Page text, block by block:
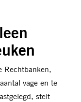
Rechtbanken,
vage en te
stelt